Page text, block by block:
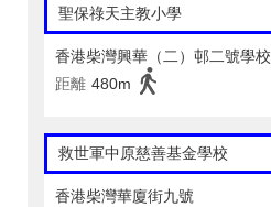
聖保祿天主教小學
香港柴灣興華（二）邨二號學校
距離 480m
救世軍中原慈善基金學校
香港柴灣華廈街九號